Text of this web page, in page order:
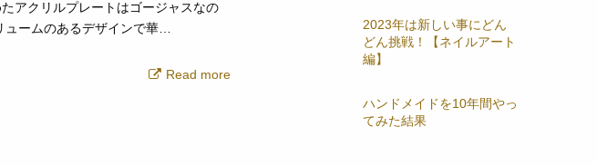
アクリルプレートはゴージャスなの
ームのあるデザインで華…
Read more
2023年は新しい事にどん
どん挑戦！【ネイルアート
編】
ハンドメイドを10年間やっ
てみた結果